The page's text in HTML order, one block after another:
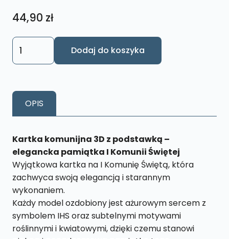
44,90 zł
ilość
Pamiątka
Świetej
kartka
do
postawienia
3D
KK3
Dodaj do koszyka
OPIS
Kartka komunijna 3D z podstawką –
elegancka pamiątka I Komunii Świętej
Wyjątkowa kartka na I Komunię Świętą, która
zachwyca swoją elegancją i starannym
wykonaniem.
Każdy model ozdobiony jest ażurowym sercem z
symbolem IHS oraz subtelnymi motywami
roślinnymi i kwiatowymi, dzięki czemu stanowi